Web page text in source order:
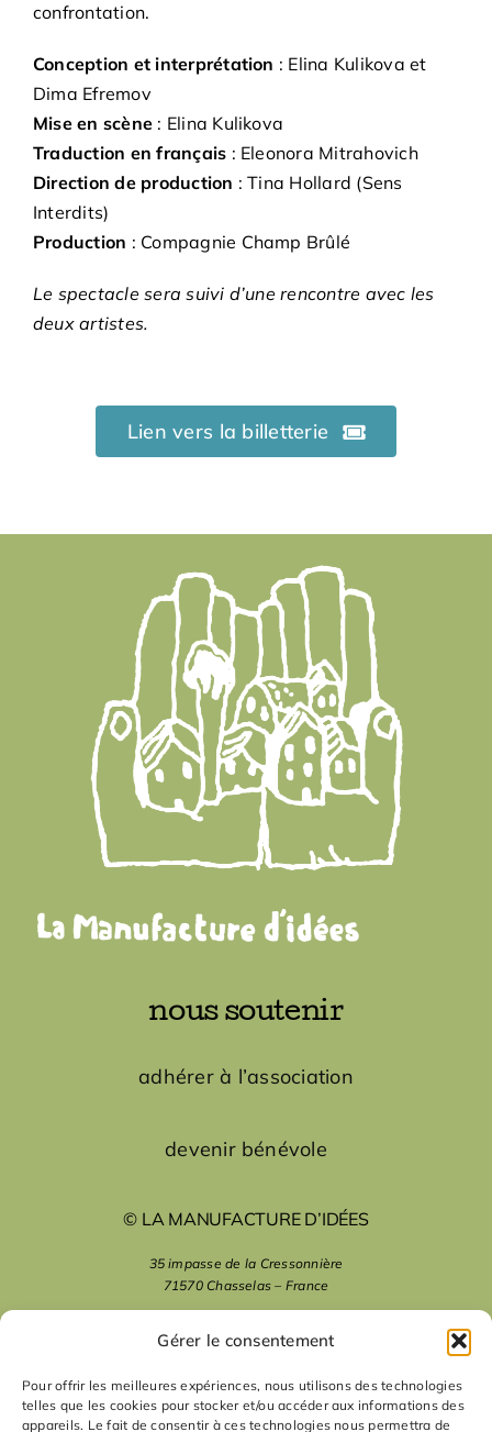
Gérer le consentement
Pour offrir les meilleures expériences, nous utilisons des technologies
telles que les cookies pour stocker et/ou accéder aux informations des
appareils. Le fait de consentir à ces technologies nous permettra de
confrontation.
Conception et interprétation : Elina Kulikova et
Dima Efremov
Mise en scène : Elina Kulikova
Traduction en français : Eleonora Mitrahovich
Direction de production : Tina Hollard (Sens
Interdits)
Production : Compagnie Champ Brûlé
Le spectacle sera suivi d’une rencontre avec les
deux artistes.
Lien vers la billetterie
nous soutenir
adhérer à l’association
devenir bénévole
© LA MANUFACTURE D’IDÉES
35 impasse de la Cressonnière
71570 Chasselas – France
mentions légales
nous suivre